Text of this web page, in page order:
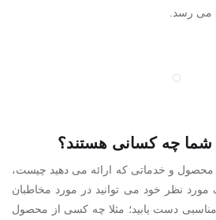
می رسد.
شما چه کسانی هستند؟
محصول و خدماتی که ارائه می دهید چیست،
نظر خود می توانید در مورد مخاطبان
دست یابید؛ مثلا چه کسی از محصول